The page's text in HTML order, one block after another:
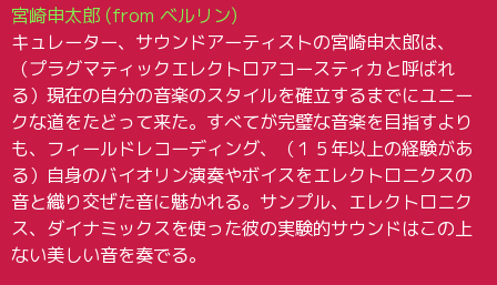
宮崎申太郎 (from ベルリン)
キュレーター、サウンドアーティストの宮崎申太郎は、
（プラグマティックエレクトロアコースティカと呼ばれ
る）現在の自分の音楽のスタイルを確立するまでにユニー
クな道をたどって来た。すべてが完璧な音楽を目指すより
も、フィールドレコーディング、（１５年以上の経験があ
る）自身のバイオリン演奏やボイスをエレクトロニクスの
音と織り交ぜた音に魅かれる。サンプル、エレクトロニク
ス、ダイナミックスを使った彼の実験的サウンドはこの上
ない美しい音を奏でる。